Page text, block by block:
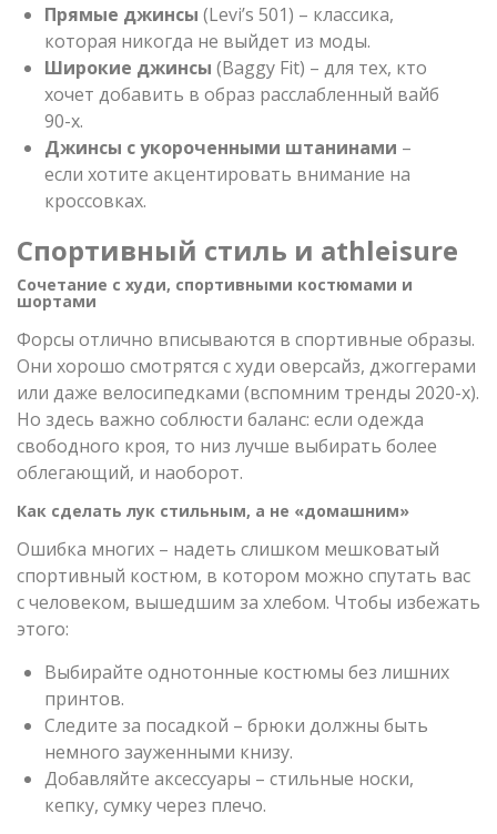
Прямые джинсы (Levi’s 501) – классика,
которая никогда не выйдет из моды.
Широкие джинсы (Baggy Fit) – для тех, кто
хочет добавить в образ расслабленный вайб
90-х.
Джинсы с укороченными штанинами –
если хотите акцентировать внимание на
кроссовках.
Спортивный стиль и athleisure
Сочетание с худи, спортивными костюмами и
шортами
Форсы отлично вписываются в спортивные образы.
Они хорошо смотрятся с худи оверсайз, джоггерами
или даже велосипедками (вспомним тренды 2020-х).
Но здесь важно соблюсти баланс: если одежда
свободного кроя, то низ лучше выбирать более
облегающий, и наоборот.
Как сделать лук стильным, а не «домашним»
Ошибка многих – надеть слишком мешковатый
спортивный костюм, в котором можно спутать вас
с человеком, вышедшим за хлебом. Чтобы избежать
этого:
Выбирайте однотонные костюмы без лишних
принтов.
Следите за посадкой – брюки должны быть
немного зауженными книзу.
Добавляйте аксессуары – стильные носки,
кепку, сумку через плечо.